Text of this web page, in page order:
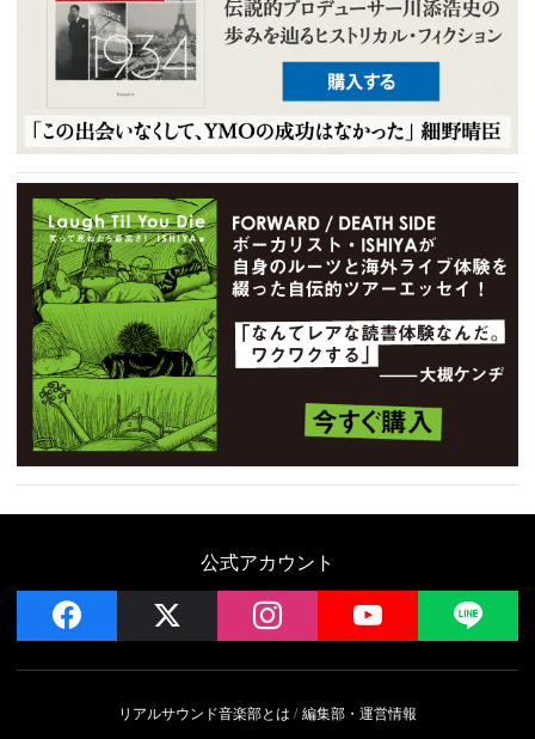
公式アカウント
facebook instagram YouTube
リアルサウンド音楽部とは
編集部・運営情報